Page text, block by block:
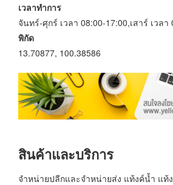
เวลาทำการ
จันทร์-ศุกร์ เวลา 08:00-17:00,เสาร์ เวลา
พิกัด
13.70877, 100.38586
สินค้าและบริการ
จำหน่ายปลีกและจำหน่ายส่ง แท้งค์น้ำ แท้